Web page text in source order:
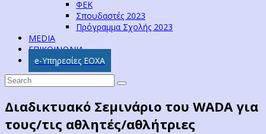
ΦΕΚ
Σπουδαστές 2023
Πρόγραμμα Σχολής 2023
MEDIA
ΕΠΙΚΟΙΝΩΝΙΑ
e-Υπηρεσίες ΕΟΧΑ
Διαδικτυακό Σεμινάριο του WADA για
τους/τις αθλητές/αθλήτριες